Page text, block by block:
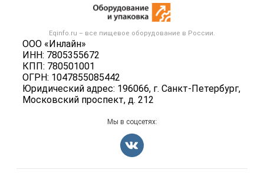
Eqinfo.ru – все пищевое оборудование в России.
ООО «Инлайн»
ИНН: 7805355672
КПП: 780501001
ОГРН: 1047855085442
Юридический адрес: 196066, г. Санкт-Петербург,
Московский проспект, д. 212
Публичная оферта
Контактная информация
Политика обработки персональных данных
Вакансии
Блог
Оборудование для пищепрома
Тара и упаковка
Б/у оборудование
Информация о компаниях
Добавить объявление
Карта объявлений
Мы в соцсетях: